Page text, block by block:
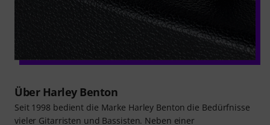
Über Harley Benton
Seit 1998 bedient die Marke Harley Benton die Bedürfnisse
vieler Gitarristen und Bassisten. Neben einer